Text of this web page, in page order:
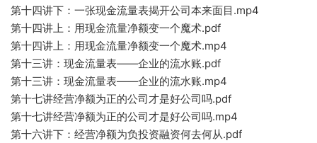
第十四讲下：一张现金流量表揭开公司本来面目.mp4
第十四讲上：用现金流量净额变一个魔术.pdf
第十四讲上：用现金流量净额变一个魔术.mp4
第十三讲：现金流量表——企业的流水账.pdf
第十三讲：现金流量表——企业的流水账.mp4
第十七讲经营净额为正的公司才是好公司吗.pdf
第十七讲经营净额为正的公司才是好公司吗.mp4
第十六讲下：经营净额为负投资融资何去何从.pdf